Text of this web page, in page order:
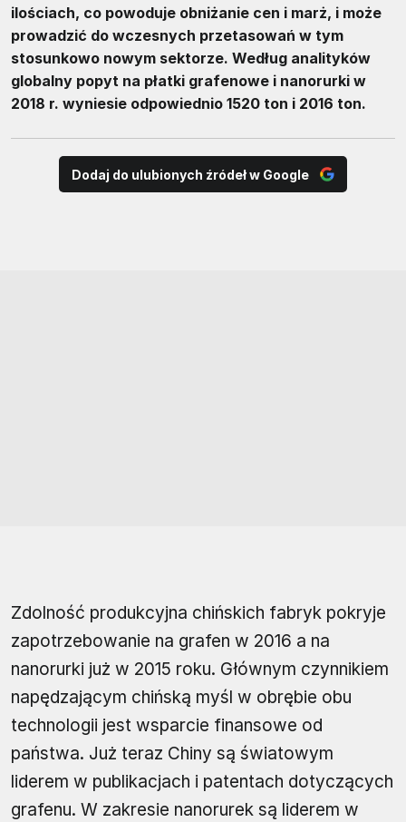
ilościach, co powoduje obniżanie cen i marż, i może
prowadzić do wczesnych przetasowań w tym
stosunkowo nowym sektorze. Według analityków
globalny popyt na płatki grafenowe i nanorurki w
2018 r. wyniesie odpowiednio 1520 ton i 2016 ton.
Dodaj do ulubionych źródeł w Google
Zdolność produkcyjna chińskich fabryk pokryje
zapotrzebowanie na grafen w 2016 a na
nanorurki już w 2015 roku. Głównym czynnikiem
napędzającym chińską myśl w obrębie obu
technologii jest wsparcie finansowe od
państwa. Już teraz Chiny są światowym
liderem w publikacjach i patentach dotyczących
grafenu. W zakresie nanorurek są liderem w